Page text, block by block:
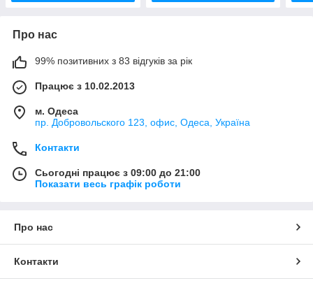
Про нас
99% позитивних з 83 відгуків за рік
Працює з 10.02.2013
м. Одеса
пр. Добровольского 123, офис, Одеса, Україна
Контакти
Сьогодні працює з 09:00 до 21:00
Показати весь графік роботи
Про нас
Контакти